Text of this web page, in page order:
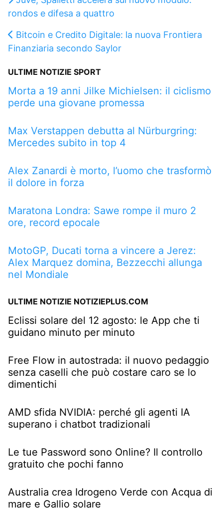
rondos e difesa a quattro
Bitcoin e Credito Digitale: la nuova Frontiera
Finanziaria secondo Saylor
ULTIME NOTIZIE SPORT
Morta a 19 anni Jilke Michielsen: il ciclismo
perde una giovane promessa
Max Verstappen debutta al Nürburgring:
Mercedes subito in top 4
Alex Zanardi è morto, l’uomo che trasformò
il dolore in forza
Maratona Londra: Sawe rompe il muro 2
ore, record epocale
MotoGP, Ducati torna a vincere a Jerez:
Alex Marquez domina, Bezzecchi allunga
nel Mondiale
ULTIME NOTIZIE NOTIZIEPLUS.COM
Eclissi solare del 12 agosto: le App che ti
guidano minuto per minuto
Free Flow in autostrada: il nuovo pedaggio
senza caselli che può costare caro se lo
dimentichi
AMD sfida NVIDIA: perché gli agenti IA
superano i chatbot tradizionali
Le tue Password sono Online? Il controllo
gratuito che pochi fanno
Australia crea Idrogeno Verde con Acqua di
mare e Gallio solare